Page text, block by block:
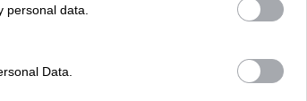
personal data.
Data.
του «The